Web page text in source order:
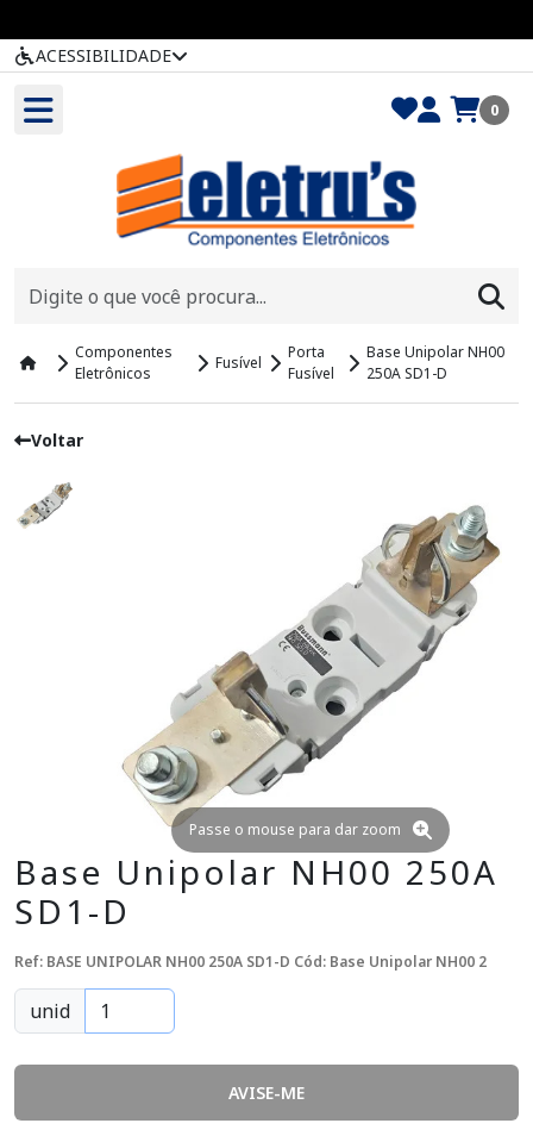
ACESSIBILIDADE
0
Componentes
Eletrônicos
Fusível
Porta
Fusível
Base Unipolar NH00
250A SD1-D
Voltar
Passe o mouse para dar zoom
Base Unipolar NH00 250A
SD1-D
Ref: BASE UNIPOLAR NH00 250A SD1-D Cód: Base Unipolar NH00 2
unid
AVISE-ME